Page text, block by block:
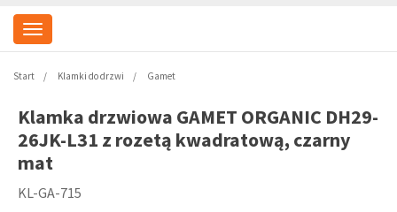
Start Klamki do drzwi Gamet
Klamka drzwiowa GAMET ORGANIC DH29-
26JK-L31 z rozetą kwadratową, czarny
mat
KL-GA-715